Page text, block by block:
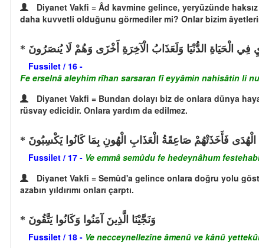
Diyanet Vakfi = Âd kavmine gelince, yeryüzünde
daha kuvvetli olduğunu görmediler mi? Onlar bizim
الْحَيَاةِ الدُّنْيَا وَلَعَذَابُ الْآخِرَةِ أَخْزَى وَهُمْ لَا يُنصَرُونَ
Fussilet / 16 -
Fe erselnâ aleyhim rîhan sarsaran fî eyyâmin nahisâtin li
Diyanet Vakfi = Bundan dolayı biz de onlara dünya
rüsvay edicidir. Onlara yardım da edilmez.
فَأَخَذَتْهُمْ صَاعِقَةُ الْعَذَابِ الْهُونِ بِمَا كَانُوا يَكْسِبُونَ
Fussilet / 17 - Ve emmâ semûdu fe hedeynâhum
Diyanet Vakfi = Semûd'a gelince onlara doğru yolu
azabın yıldırımı onları çarptı.
وَنَجَّيْنَا الَّذِينَ آمَنُوا وَكَانُوا يَتَّقُونَ
Fussilet / 18 - Ve necceynellezîne âmenû ve kânû